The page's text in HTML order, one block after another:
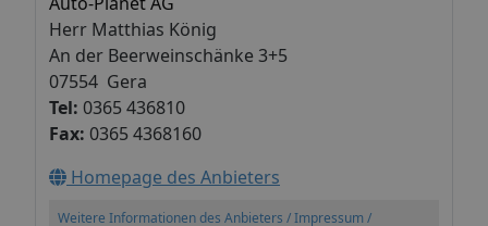
Herr Matthias König
An der Beerweinschänke 3+5
07554 Gera
Tel: 0365 436810
Fax: 0365 4368160
Homepage des Anbieters
Weitere Informationen des Anbieters / Impressum /